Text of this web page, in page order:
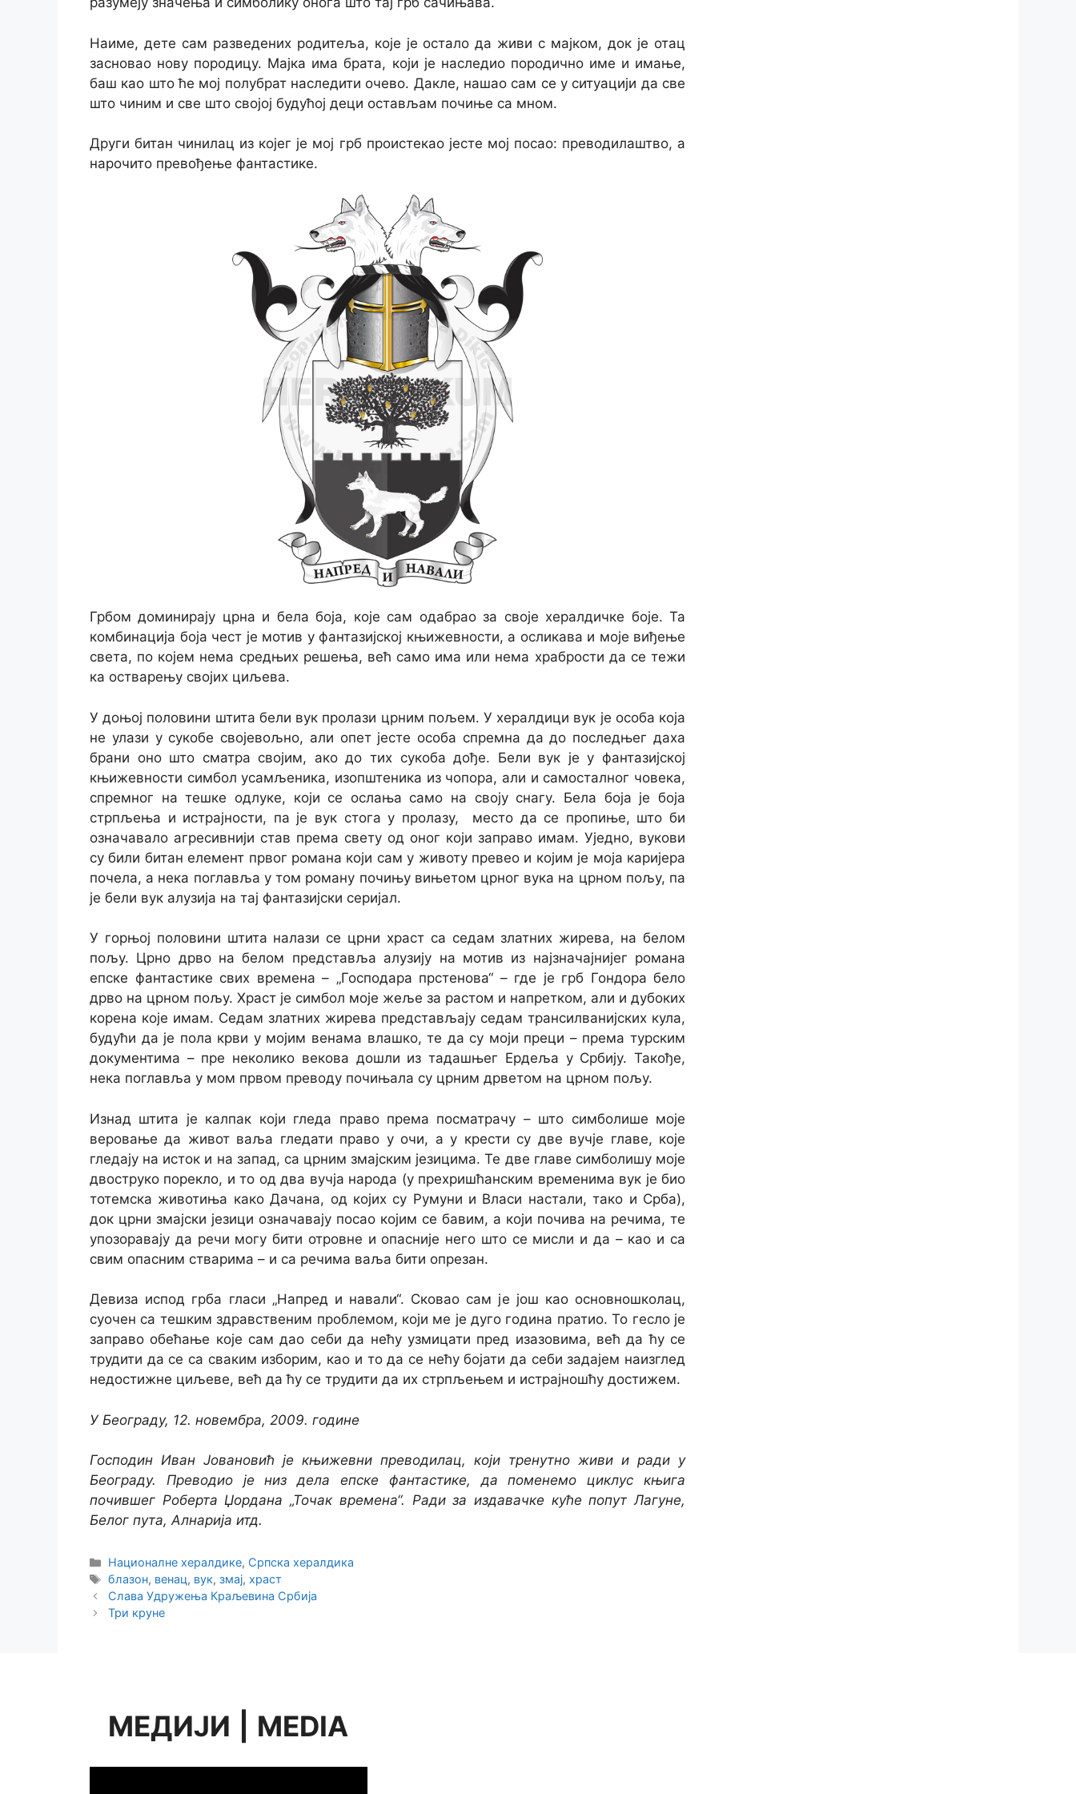
Наиме, дете сам разведених родитеља, које је остало да живи с мајком, док је отац
засновао нову породицу. Мајка има брата, који је наследио породично име и имање,
баш као што ће мој полубрат наследити очево. Дакле, нашао сам се у ситуацији да све
што чиним и све што својој будућој деци остављам почиње са мном.
Други битан чинилац из којег је мој грб проистекао јесте мој посао: преводилаштво, а
нарочито превођење фантастике.
Грбом доминирају црна и бела боја, које сам одабрао за своје хералдичке боје. Та
комбинација боја чест је мотив у фантазијској књижевности, а осликава и моје виђење
света, по којем нема средњих решења, већ само има или нема храбрости да се тежи
ка остварењу својих циљева.
У доњој половини штита бели вук пролази црним пољем. У хералдици вук је особа која
не улази у сукобе својевољно, али опет јесте особа спремна да до последњег даха
брани оно што сматра својим, ако до тих сукоба дође. Бели вук је у фантазијској
књижевности симбол усамљеника, изопштеника из чопора, али и самосталног човека,
спремног на тешке одлуке, који се ослања само на своју снагу. Бела боја је боја
стрпљења и истрајности, па је вук стога у пролазу, место да се пропиње, што би
означавало агресивнији став према свету од оног који заправо имам. Уједно, вукови
су били битан елемент првог романа који сам у животу превео и којим је моја каријера
почела, а нека поглавља у том роману почињу вињетом црног вука на црном пољу, па
је бели вук алузија на тај фантазијски серијал.
У горњој половини штита налази се црни храст са седам златних жирева, на белом
пољу. Црно дрво на белом представља алузију на мотив из најзначајнијег романа
епске фантастике свих времена – „Господара прстенова“ – где је грб Гондора бело
дрво на црном пољу. Храст је симбол моје жеље за растом и напретком, али и дубоких
корена које имам. Седам златних жирева представљају седам трансилванијских кула,
будући да је пола крви у мојим венама влашко, те да су моји преци – према турским
документима – пре неколико векова дошли из тадашњег Ердеља у Србију. Такође,
нека поглавља у мом првом преводу почињала су црним дрветом на црном пољу.
Изнад штита је калпак који гледа право према посматрачу – што симболише моје
веровање да живот ваља гледати право у очи, а у крести су две вучје главе, које
гледају на исток и на запад, са црним змајским језицима. Те две главе симболишу моје
двоструко порекло, и то од два вучја народа (у прехришћанским временима вук је био
тотемска животиња како Дачана, од којих су Румуни и Власи настали, тако и Срба),
док црни змајски језици означавају посао којим се бавим, а који почива на речима, те
упозоравају да речи могу бити отровне и опасније него што се мисли и да – као и са
свим опасним стварима – и са речима ваља бити опрезан.
Девиза испод грба гласи „Напред и навали“. Сковао сам је још као основношколац,
суочен са тешким здравственим проблемом, који ме је дуго година пратио. То гесло је
заправо обећање које сам дао себи да нећу узмицати пред изазовима, већ да ћу се
трудити да се са сваким изборим, као и то да се нећу бојати да себи задајем наизглед
недостижне циљеве, већ да ћу се трудити да их стрпљењем и истрајношћу достижем.
У Београду, 12. новембра, 2009. године
Господин Иван Јовановић је књижевни преводилац, који тренутно живи и ради у
Београду. Преводио је низ дела епске фантастике, да поменемо циклус књига
почившег Роберта Џордана „Точак времена“. Ради за издавачке куће попут Лагуне,
Белог пута, Алнарија итд.
Categories
Националне хералдике, Српска хералдика
Tags
блазон, венац, вук,змај,храст
Слава Удружења Краљевина Србија
Три круне
МЕДИЈИ MEDIA